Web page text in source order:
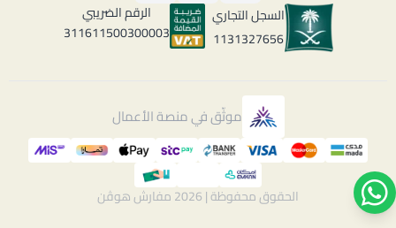
السجل التجاري
1131327656
الرقم الضريبي
311611500300003
موثّق في منصة الأعمال
الحقوق محفوظة | 2026 مفارش هوڤن